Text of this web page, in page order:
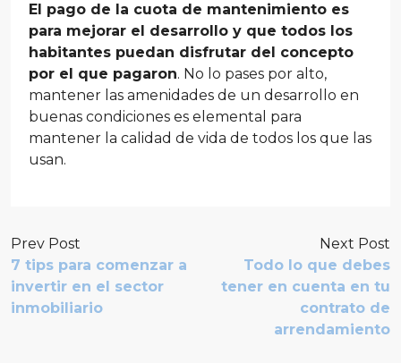
El pago de la cuota de mantenimiento es
para mejorar el desarrollo y que todos los
habitantes puedan disfrutar del concepto
por el que pagaron. No lo pases por alto,
mantener las amenidades de un desarrollo en
buenas condiciones es elemental para
mantener la calidad de vida de todos los que las
usan.
Prev Post
7 tips para comenzar a
invertir en el sector
inmobiliario
Next Post
Todo lo que debes
tener en cuenta en tu
contrato de
arrendamiento